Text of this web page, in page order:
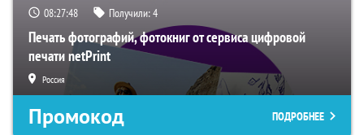
08:27:46 Получили:4
Печать фотографий, фотокниг от сервиса цифровой
печати netPrint
Россия
Промокод ПОДРОБНЕЕ